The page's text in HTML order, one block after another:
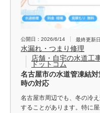
公開日：2026/6/14 最終更新
水漏れ・つまり修理
店舗・自宅の水道工
ドットコム
名古屋市の水道管凍結
時の対応
名古屋市周辺でも、冬の冷
することがあります。特に